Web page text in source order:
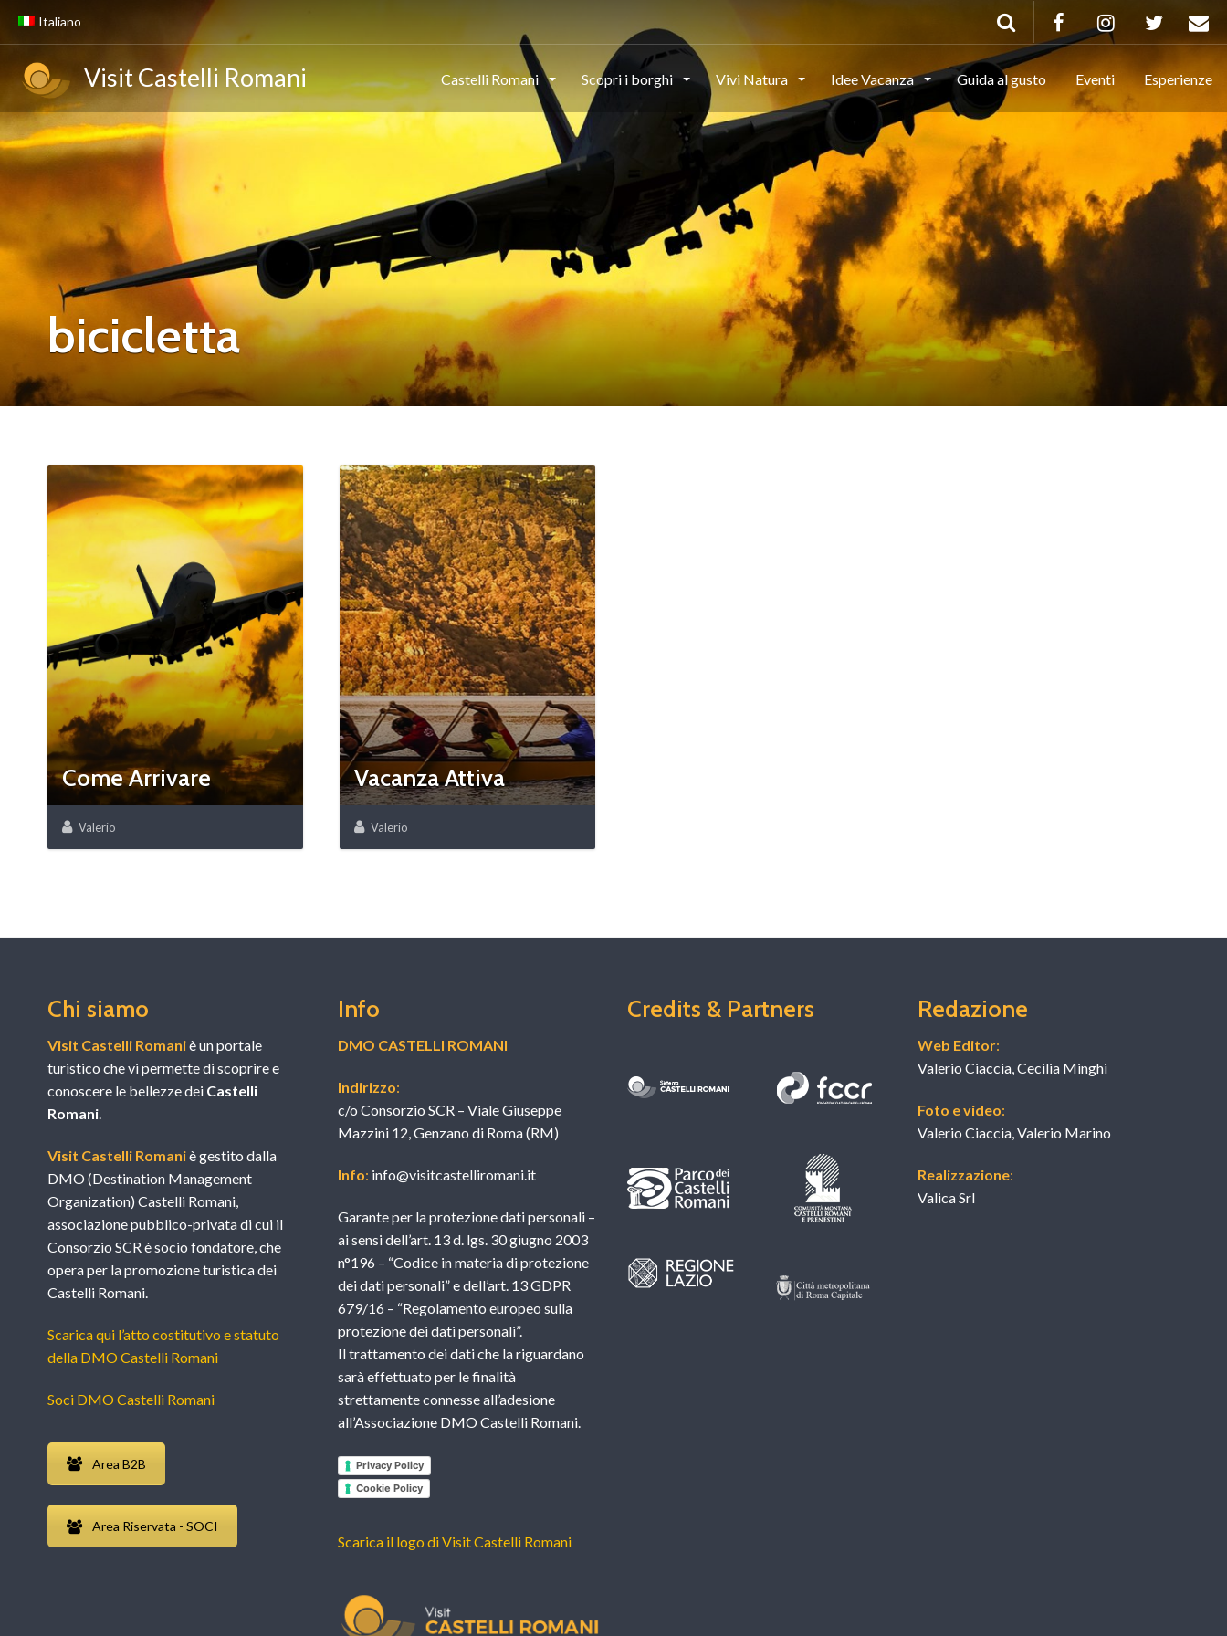
Italiano
Visit Castelli Romani Castelli Romani Scopri i borghi Vivi Natura Idee Vacanza Guida al gusto Eventi Esperienze
bicicletta
Come Arrivare
Valerio
Vacanza Attiva
Valerio
Chi siamo
Visit Castelli Romaniè un portale
turistico che vi permette di scoprire e
conoscere le bellezze dei Castelli
Romani.
Visit Castelli Romaniè gestito dalla
DMO (Destination Management
Organization) Castelli Romani,
associazione pubblico-privata di cui il
Consorzio SCR è socio fondatore, che
opera per la promozione turistica dei
Castelli Romani.
Scarica qui l’atto costitutivo e statuto
della DMO Castelli Romani
Soci DMO Castelli Romani
Area B2B
Area Riservata - SOCI
Info
DMO CASTELLI ROMANI
Indirizzo:
c/o Consorzio SCR – Viale Giuseppe
Mazzini 12, Genzano di Roma (RM)
Info: info@visitcastelliromani.it
Garante per la protezione dati personali –
ai sensi dell’art. 13 d. lgs. 30 giugno 2003
n°196 – “Codice in materia di protezione
dei dati personali” e dell’art. 13 GDPR
679/16 – “Regolamento europeo sulla
protezione dei dati personali”.
Il trattamento dei dati che la riguardano
sarà effettuato per le finalità
strettamente connesse all’adesione
all’Associazione DMO Castelli Romani.
Privacy Policy
Cookie Policy
Scarica il logo di Visit Castelli Romani
Credits & Partners Redazione
Web Editor:
Valerio Ciaccia, Cecilia Minghi
Foto e video:
Valerio Ciaccia, Valerio Marino
Realizzazione:
Valica Srl